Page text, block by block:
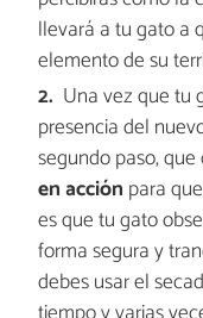
llevará a tu gato a
elemento de su
Una vez que tu
presencia del
segundo paso, que
en acción para
es que tu gato
forma segura y
debes usar el